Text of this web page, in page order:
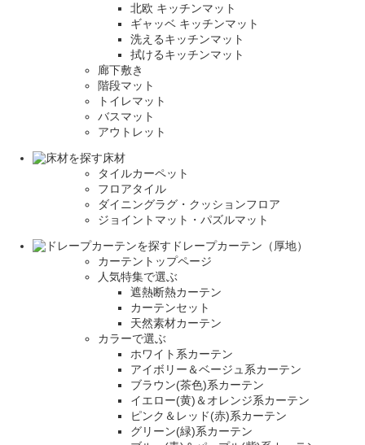
北欧 キッチンマット
ギャッベ キッチンマット
洗えるキッチンマット
拭けるキッチンマット
廊下敷き
階段マット
トイレマット
バスマット
アウトレット
床材
タイルカーペット
フロアタイル
ダイニングラグ・クッションフロア
ジョイントマット・パズルマット
ドレープカーテン（厚地）
カーテントップページ
人気特集で選ぶ
遮熱断熱カーテン
カーテンセット
天然素材カーテン
カラーで選ぶ
ホワイト系カーテン
アイボリー＆ベージュ系カーテン
ブラウン(茶色)系カーテン
イエロー(黄)＆オレンジ系カーテン
ピンク＆レッド(赤)系カーテン
グリーン(緑)系カーテン